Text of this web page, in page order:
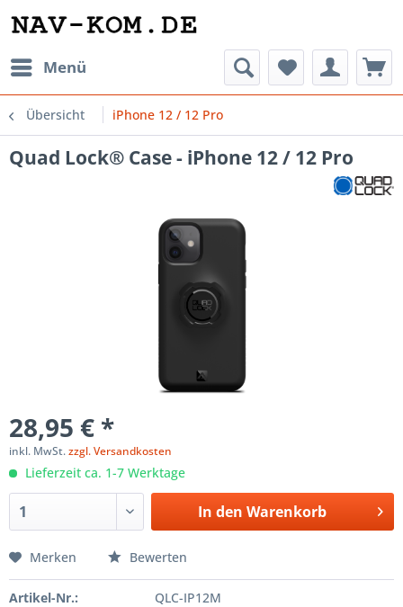
Menü
Übersicht iPhone 12 / 12 Pro
Quad Lock® Case - iPhone 12 / 12 Pro
28,95 € *
inkl. MwSt.zzgl. Versandkosten
Lieferzeit ca. 1-7 Werktage
In den Warenkorb
Merken Bewerten
Artikel-Nr.: QLC-IP12M